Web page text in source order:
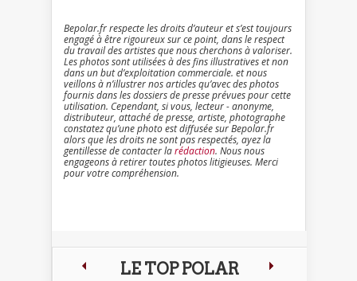
Bepolar.fr respecte les droits d’auteur et s’est toujours
engagé à être rigoureux sur ce point, dans le respect
du travail des artistes que nous cherchons à valoriser.
Les photos sont utilisées à des fins illustratives et non
dans un but d’exploitation commerciale. et nous
veillons à n’illustrer nos articles qu’avec des photos
fournis dans les dossiers de presse prévues pour cette
utilisation. Cependant, si vous, lecteur - anonyme,
distributeur, attaché de presse, artiste, photographe
constatez qu’une photo est diffusée sur Bepolar.fr
alors que les droits ne sont pas respectés, ayez la
gentillesse de contacter larédaction. Nous nous
engageons à retirer toutes photos litigieuses. Merci
pour votre compréhension.
LE TOP POLAR